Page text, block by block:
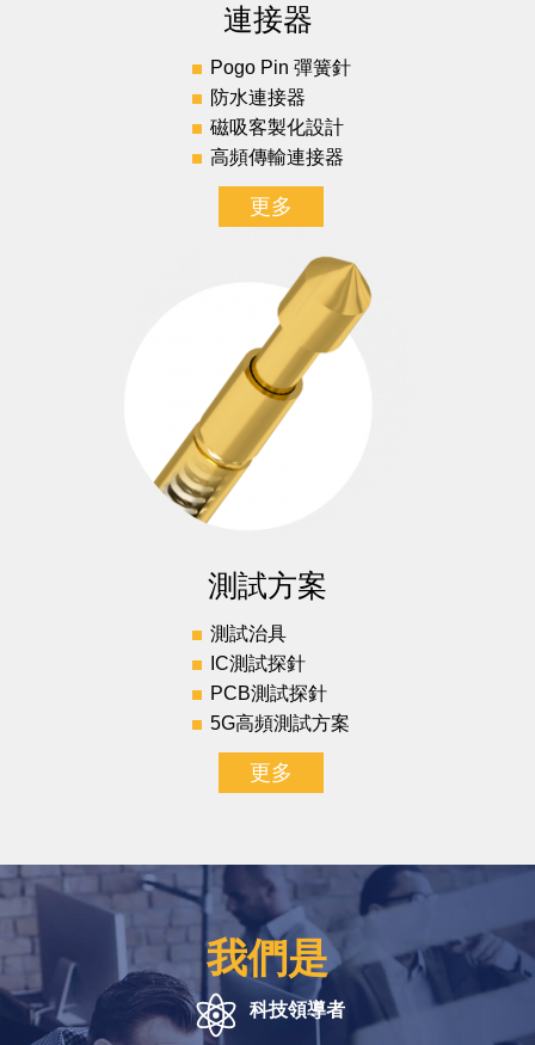
連接器
Pogo Pin 彈簧針
防水連接器
磁吸客製化設計
高頻傳輸連接器
更多
測試方案
測試治具
IC測試探針
PCB測試探針
5G高頻測試方案
更多
我們是
科技領導者